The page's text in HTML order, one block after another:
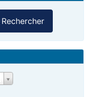
Rechercher